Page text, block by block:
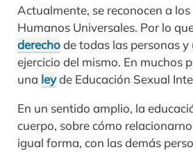
Actualmente, se reconocen a
Humanos Universales. Por lo
derechode todas las personas y
ejercicio del mismo. En muchos
una leyde Educación Sexual
En un sentido amplio, la
cuerpo, sobre cómo
igual forma, con las demás